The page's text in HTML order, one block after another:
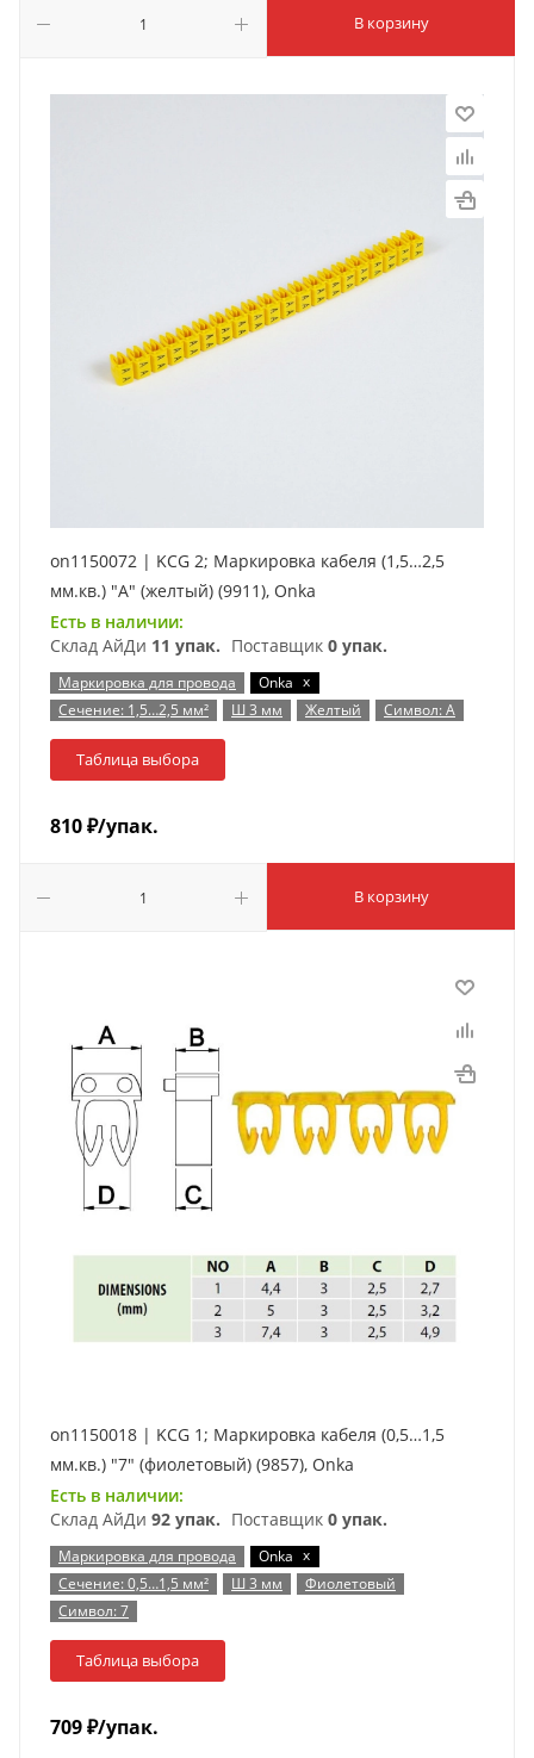
В корзину
on1150072 | KCG 2; Маркировка кабеля (1,5…2,5
мм.кв.) "A" (желтый) (9911), Onka
Есть в наличии:
Склад АйДи 11 упак. Поставщик 0 упак.
Маркировка для провода Onka x
Сечение: 1,5…2,5 мм²
Ш 3 мм Желтый Символ: A
Таблица выбора
810₽/упак.
В корзину
on1150018 | KCG 1; Маркировка кабеля (0,5…1,5
мм.кв.) "7" (фиолетовый) (9857), Onka
Есть в наличии:
Склад АйДи 92 упак. Поставщик 0 упак.
Маркировка для провода Onka x
Сечение: 0,5…1,5 мм²
Ш 3 мм
Фиолетовый
Символ: 7
Таблица выбора
709₽/упак.